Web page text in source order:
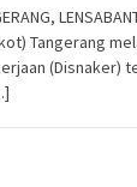
Tangerang
(Disnaker)